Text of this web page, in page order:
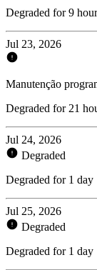
Degraded for 9
Jul 23, 2026
Manutenção
Degraded for 21
Jul 24, 2026
Degraded
Degraded for 1 day
Jul 25, 2026
Degraded
Degraded for 1 day